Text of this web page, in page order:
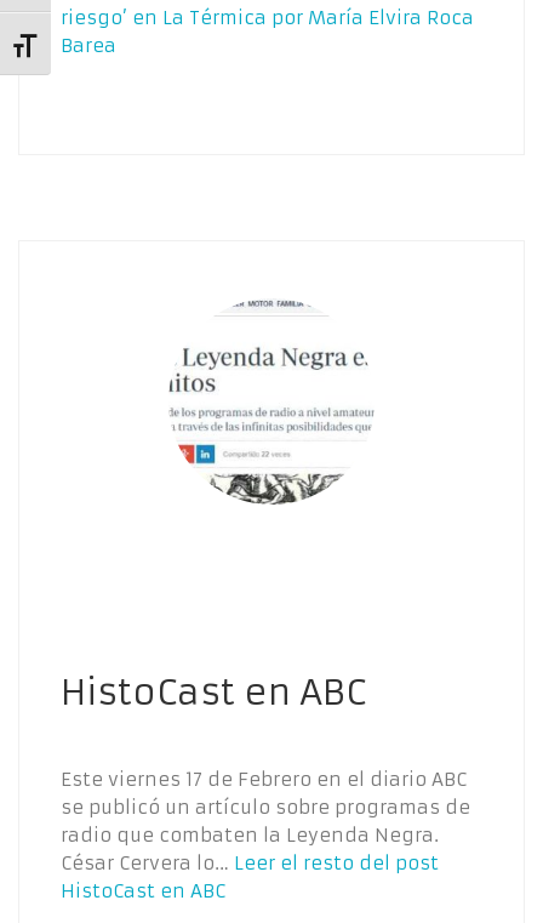
Alternar tamaño de letra
riesgo’ en La Térmica por María Elvira Roca
Barea
HistoCast en ABC
Este viernes 17 de Febrero en el diario ABC
se publicó un artículo sobre programas de
radio que combaten la Leyenda Negra.
César Cervera lo… Leer el resto del post
HistoCast en ABC